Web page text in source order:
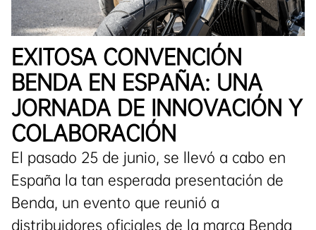
EXITOSA CONVENCIÓN
BENDA EN ESPAÑA: UNA
JORNADA DE INNOVACIÓN Y
COLABORACIÓN
El pasado 25 de junio, se llevó a cabo en
España la tan esperada presentación de
Benda, un evento que reunió a
distribuidores oficiales de la marca Benda